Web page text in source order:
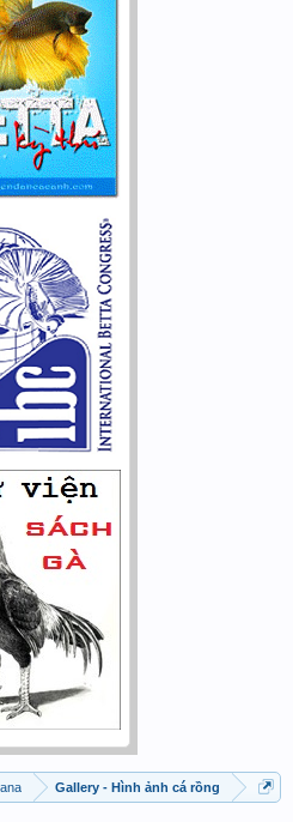
Gallery - Hình ảnh cá rồng